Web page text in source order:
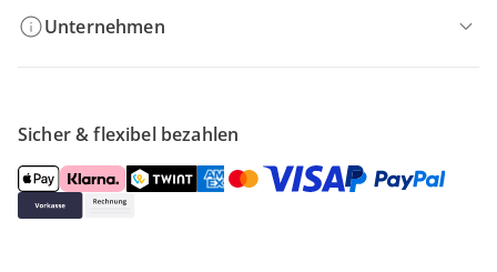
Unternehmen
Sicher & flexibel bezahlen